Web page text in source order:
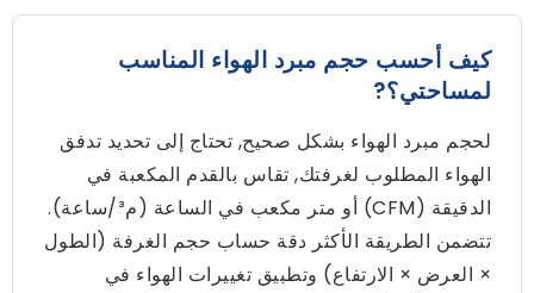
كيف أحسب حجم مبرد الهواء المناسب
لمساحتي؟?
لحجم مبرد الهواء بشكل صحيح, تحتاج إلى تحديد تدفق
الهواء المطلوب لغرفتك, تقاس بالقدم المكعبة في
الدقيقة (CFM) أو متر مكعب في الساعة (م³/ساعة).
تتضمن الطريقة الأكثر دقة حساب حجم الغرفة (الطول
× العرض × الارتفاع) وتطبيق تغييرات الهواء في